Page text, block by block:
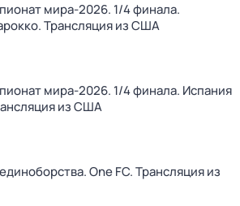
мира-2026. 1/4 финала.
Трансляция из США
мира-2026. 1/4 финала. Испания
из США
One FC. Трансляция из